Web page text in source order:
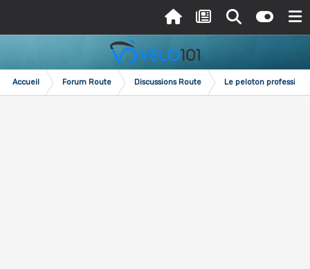
Accueil Forum Route Discussions Route Le peloton